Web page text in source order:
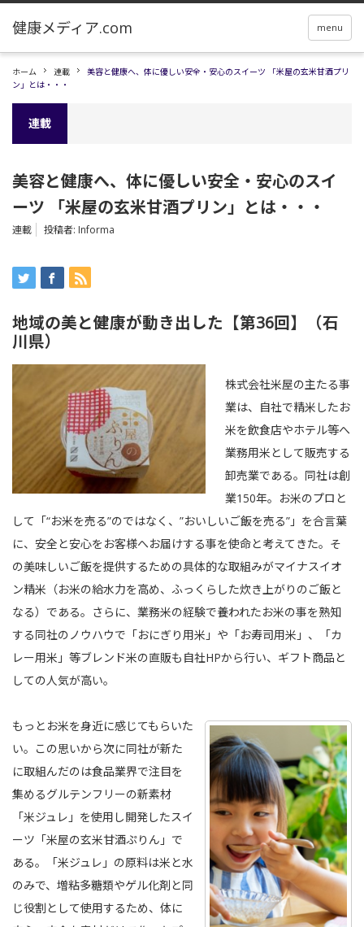
menu
ホーム 連載
美容と健康へ、体に優しい安全・安心のスイーツ 「米屋の玄米甘酒プリ
ン」とは・・・
連載
美容と健康へ、体に優しい安全・安心のスイ
ーツ 「米屋の玄米甘酒プリン」とは・・・
連載 投稿者: Informa
地域の美と健康が動き出した【第36回】（石
川県）
株式会社米屋の主たる事
業は、自社で精米したお
米を飲食店やホテル等へ
業務用米として販売する
卸売業である。同社は創
業150年。お米のプロと
して「“お米を売る”のではなく、”おいしいご飯を売る”」を合言葉
に、安全と安心をお客様へお届けする事を使命と考えてきた。そ
の美味しいご飯を提供するための具体的な取組みがマイナスイオ
ン精米（お米の給水力を高め、ふっくらした炊き上がりのご飯と
なる）である。さらに、業務米の経験で養われたお米の事を熟知
する同社のノウハウで「おにぎり用米」や「お寿司用米」、「カ
レー用米」等ブレンド米の直販も自社HPから行い、ギフト商品と
しての人気が高い。
もっとお米を身近に感じてもらいた
い。この思いから次に同社が新た
に取組んだのは食品業界で注目を
集めるグルテンフリーの新素材
「米ジュレ」を使用し開発したスイ
ーツ「米屋の玄米甘酒ぷりん」で
ある。「米ジュレ」の原料は米と水
のみで、増粘多糖類やゲル化剤と同
じ役割として使用するため、体に